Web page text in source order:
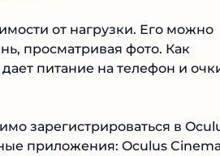
от нагрузки. Его можно
просматривая фото. Как
питание на телефон и
зарегистрироваться в
приложения: Oculus